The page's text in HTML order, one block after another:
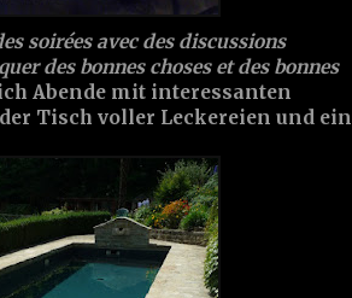
soirées avec des discussions
des bonnes choses et des bonnes
Abende mit interessanten
Tisch voller Leckereien und ein